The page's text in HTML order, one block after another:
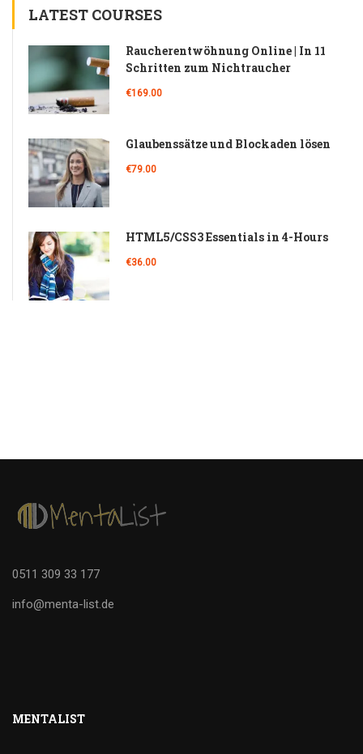
LATEST COURSES
Raucherentwöhnung Online | In 11
Schritten zum Nichtraucher
€169.00
Glaubenssätze und Blockaden lösen
€79.00
HTML5/CSS3 Essentials in 4-Hours
€36.00
0511 309 33 177
info@menta-list.de
MENTALIST